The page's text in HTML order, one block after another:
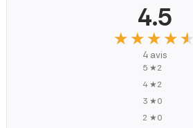
4.5
★★★★★
★★★★★
4 avis
5 ★2
4 ★2
3 ★0
2 ★0